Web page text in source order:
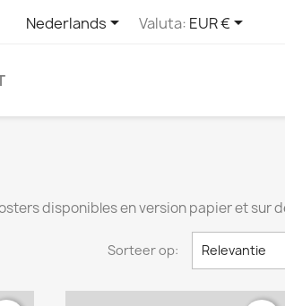
Nederlands Valuta: EUR €
disponibles en version papier et sur
Sorteer op: Relevantie